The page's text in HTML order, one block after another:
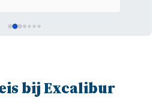
bij Excalibur